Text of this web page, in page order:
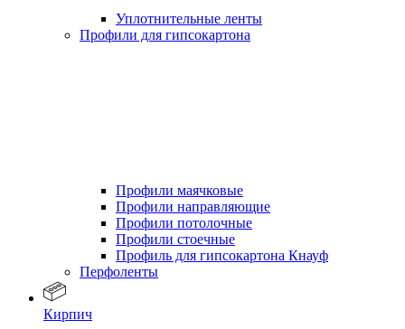
Уплотнительные ленты
Профили для гипсокартона
Профили маячковые
Профили направляющие
Профили потолочные
Профили стоечные
Профиль для гипсокартона Кнауф
Перфоленты
Кирпич